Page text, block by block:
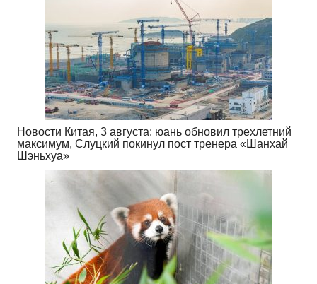
Новости Китая, 3 августа: юань обновил трехлетний
максимум, Слуцкий покинул пост тренера «Шанхай
Шэньхуа»